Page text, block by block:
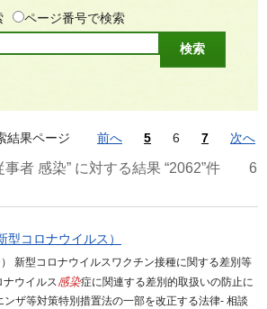
ページ番号で検索
結果ページ 前へ 5 6 7 次へ
者 感染” に対する結果 “2062”件
6
コロナウイルス）
新型コロナウイルスワクチン接種に関する差別等
ナウイルス感染症に関連する差別的取扱いの防止に
ザ等対策特別措置法の一部を改正する法律- 相談